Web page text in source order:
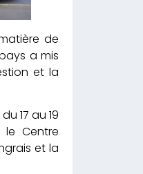
de
a mis
et la
17 au 19
le Centre
et la